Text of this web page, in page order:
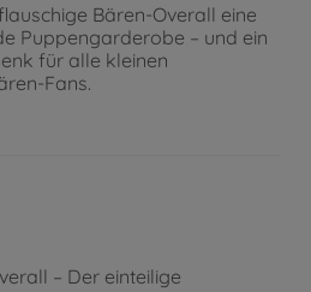
Bären-Overall eine
Puppengarderobe – und ein
für alle kleinen
Fans.
– Der einteilige